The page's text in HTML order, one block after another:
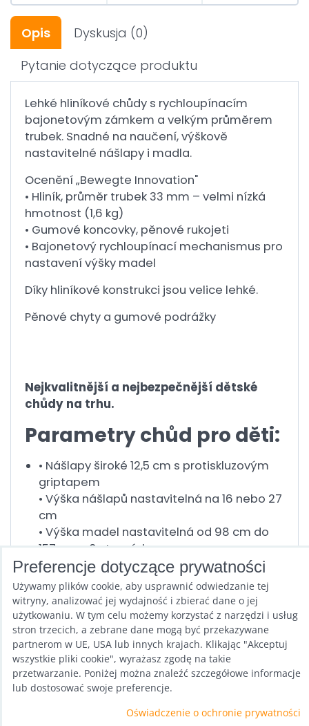
Opis Dyskusja (0)
Pytanie dotyczące produktu
Lehké hliníkové chůdy s rychloupínacím
bajonetovým zámkem a velkým průměrem
trubek. Snadné na naučení, výškově
nastavitelné nášlapy i madla.
Ocenění „Bewegte Innovation"
• Hliník, průměr trubek 33 mm – velmi nízká
hmotnost (1,6 kg)
• Gumové koncovky, pěnové rukojeti
• Bajonetový rychloupínací mechanismus pro
nastavení výšky madel
Díky hliníkové konstrukci jsou velice lehké.
Pěnové chyty a gumové podrážky
Nejkvalitnější a nejbezpečnější dětské
chůdy na trhu.
Parametry chůd pro děti:
• Nášlapy široké 12,5 cm s protiskluzovým
griptapem
• Výška nášlapů nastavitelná na 16 nebo 27
cm
• Výška madel nastavitelná od 98 cm do
157 cm v 8 stupních
• Nosnost do 60 kg
Poprzedni produkt Następny produkt
Preferencje dotyczące prywatności
Używamy plików cookie, aby usprawnić odwiedzanie tej
witryny, analizować jej wydajność i zbierać dane o jej
użytkowaniu. W tym celu możemy korzystać z narzędzi i usług
stron trzecich, a zebrane dane mogą być przekazywane
partnerom w UE, USA lub innych krajach. Klikając "Akceptuj
wszystkie pliki cookie", wyrażasz zgodę na takie
przetwarzanie. Poniżej można znaleźć szczegółowe informacje
lub dostosować swoje preferencje.
Oświadczenie o ochronie prywatności